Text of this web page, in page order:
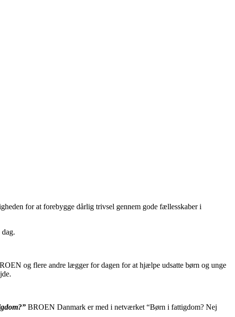
for at forebygge dårlig trivsel gennem gode fællesskaber i
og flere andre lægger for dagen for at hjælpe udsatte børn og unge
BROEN Danmark er med i netværket “Børn i fattigdom? Nej